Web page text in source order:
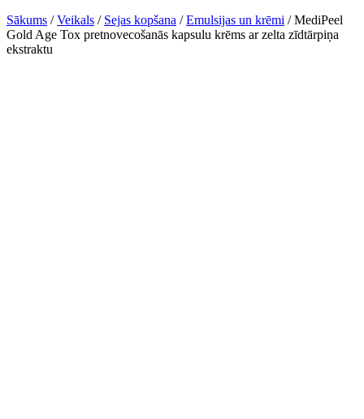
Sākums /Veikals / Sejas kopšana /Emulsijas un krēmi / MediPeel
Gold Age Tox pretnovecošanās kapsulu krēms ar zelta zīdtārpiņa
ekstraktu